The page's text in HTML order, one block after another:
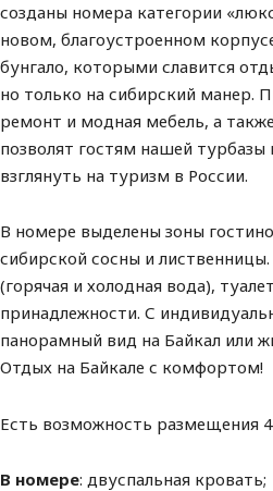
созданы номера категории
новом, благоустроенном
бунгало, которыми славится
но только на сибирский манер.
ремонт и модная мебель, а
позволят гостям нашей
взглянуть на туризм в России.
В номере выделены зоны
сибирской сосны и
(горячая и холодная вода),
принадлежности. С
панорамный вид на Байкал или
Отдых на Байкале с комфортом!
Есть возможность размещения
В номере: двуспальная